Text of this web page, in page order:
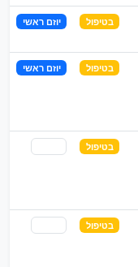
בטיפול יוזם ראשי
בטיפול יוזם ראשי
בטיפול
בטיפול